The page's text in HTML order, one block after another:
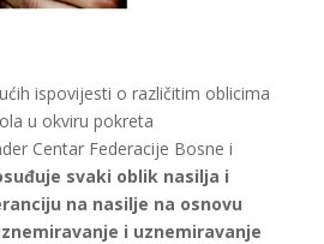
ispovijesti o različitim oblicima
u okviru pokreta
Centar Federacije Bosne i
svaki oblik nasilja i
na nasilje na osnovu
i uznemiravanje